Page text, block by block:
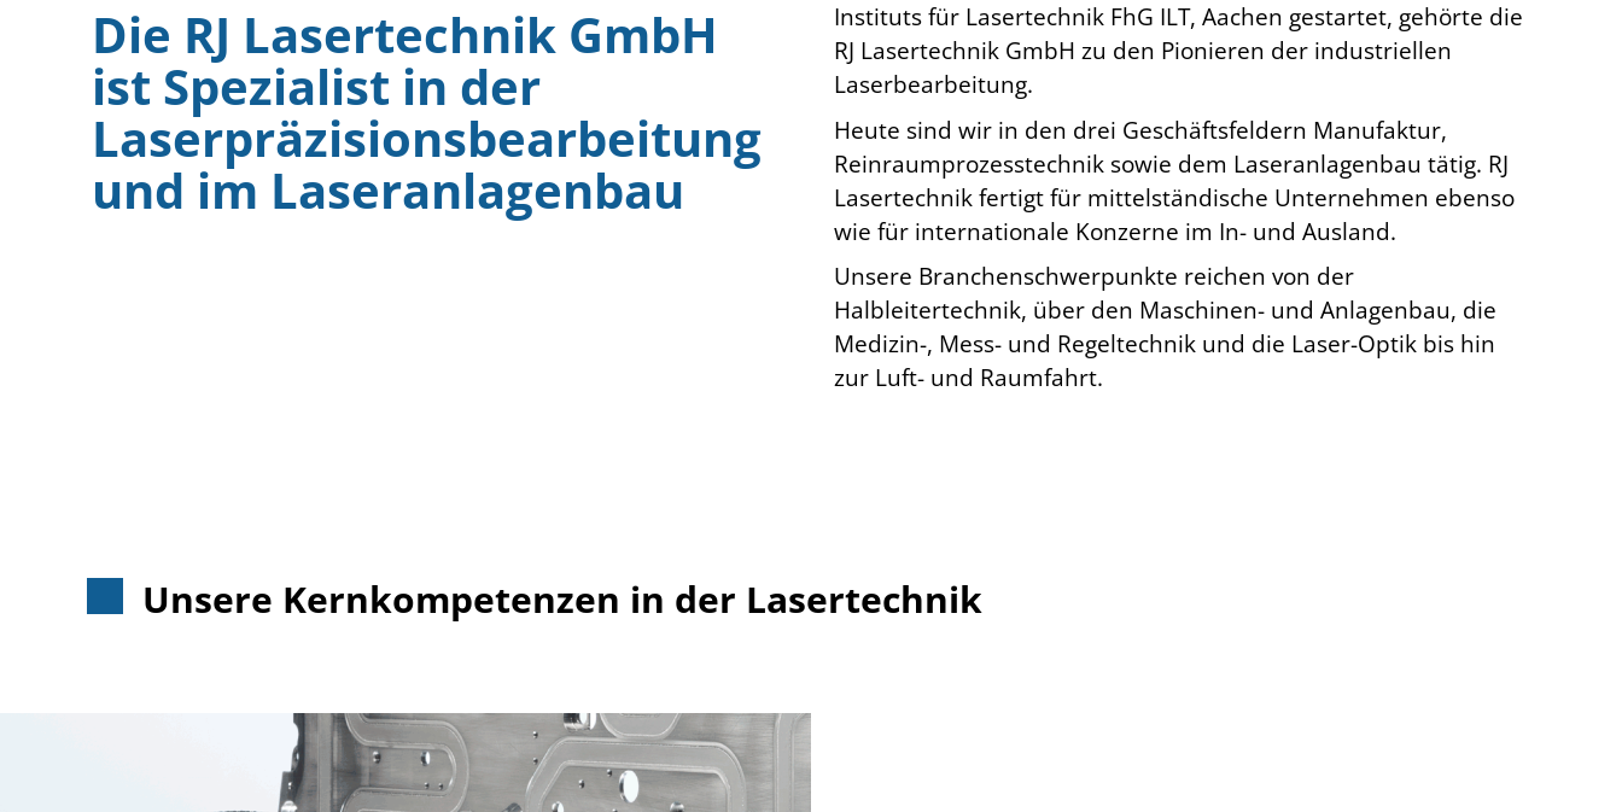
Die RJ Lasertechnik GmbH
ist Spezialist in der
Laserpräzisionsbearbeitung
und im Laseranlagenbau
Instituts für Lasertechnik FhG ILT, Aachen gestartet, gehörte die
RJ Lasertechnik GmbH zu den Pionieren der industriellen
Laserbearbeitung.
Heute sind wir in den drei Geschäftsfeldern Manufaktur,
Reinraumprozesstechnik sowie dem Laseranlagenbau tätig. RJ
Lasertechnik fertigt für mittelständische Unternehmen ebenso
wie für internationale Konzerne im In- und Ausland.
Unsere Branchenschwerpunkte reichen von der
Halbleitertechnik, über den Maschinen- und Anlagenbau, die
Medizin-, Mess- und Regeltechnik und die Laser-Optik bis hin
zur Luft- und Raumfahrt.
Unsere Kernkompetenzen in der Lasertechnik